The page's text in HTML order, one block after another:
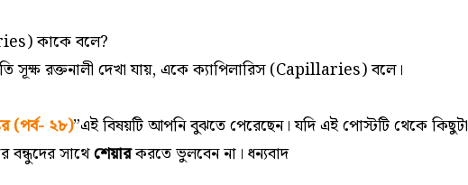
কাকে বলে?
সূক্ষ রক্তনালী দেখা যায়, একে ক্যাপিলারিস (Capillaries) বলে।
(পর্ব- ২৮)”এইবিষয়টি আপনি বুঝতে পেরেছেন। যদি এই পোস্টটি থেকে কিছুটা
সাথেশেয়ারকরতে ভুলবেন না। ধন্যবাদ